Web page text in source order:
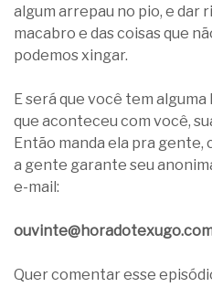
algum arrepau no pio, e dar
macabro e das coisas que
podemos xingar.
E será que você tem
que aconteceu com você,
Então manda ela pra
a gente garante seu
e-mail:
Quer comentar esse